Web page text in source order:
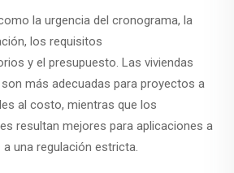
la urgencia del cronograma, la
los requisitos
y el presupuesto. Las viviendas
más adecuadas para proyectos a
al costo, mientras que los
resultan mejores para aplicaciones a
una regulación estricta.